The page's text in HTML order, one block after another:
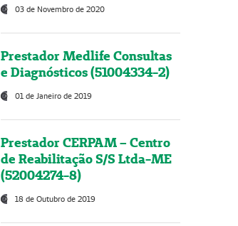
03 de Novembro de 2020
Prestador Medlife Consultas
e Diagnósticos (51004334-2)
01 de Janeiro de 2019
Prestador CERPAM – Centro
de Reabilitação S/S Ltda-ME
(52004274-8)
18 de Outubro de 2019